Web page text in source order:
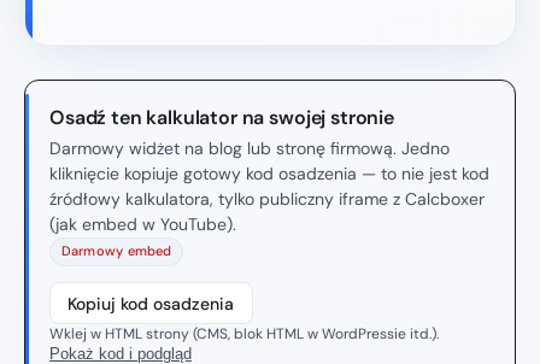
Osadź ten kalkulator na swojej stronie
Darmowy widżet na blog lub stronę firmową. Jedno
kliknięcie kopiuje gotowy kod osadzenia — to nie jest kod
źródłowy kalkulatora, tylko publiczny iframe z Calcboxer
(jak embed w YouTube).
Darmowy embed
Kopiuj kod osadzenia
Wklej w HTML strony (CMS, blok HTML w WordPressie itd.).
Pokaż kod i podgląd